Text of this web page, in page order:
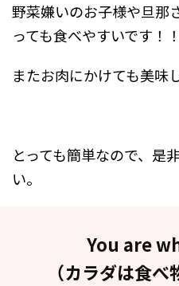
野菜嫌いのお子様や旦那
っても食べやすいです！！
またお肉にかけても美味
とっても簡単なので、是
い。
You are
（カラダは食べ